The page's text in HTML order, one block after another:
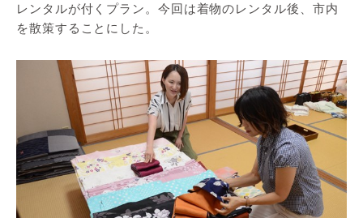
レンタルが付くプラン。今回は着物のレンタル後、市内
を散策することにした。